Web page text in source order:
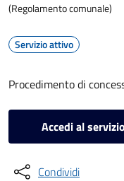
(Regolamento comunale)
Servizio attivo
Procedimento di
Accedi al servizio
Condividi